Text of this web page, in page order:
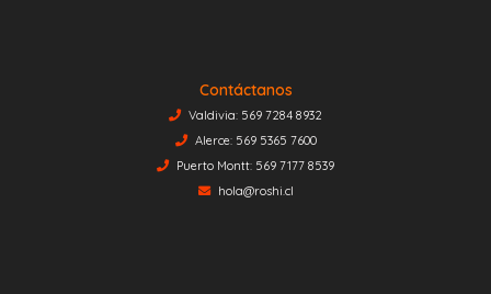
Contáctanos
Valdivia: 569 7284 8932
Alerce: 569 5365 7600
Puerto Montt: 569 7177 8539
hola@roshi.cl